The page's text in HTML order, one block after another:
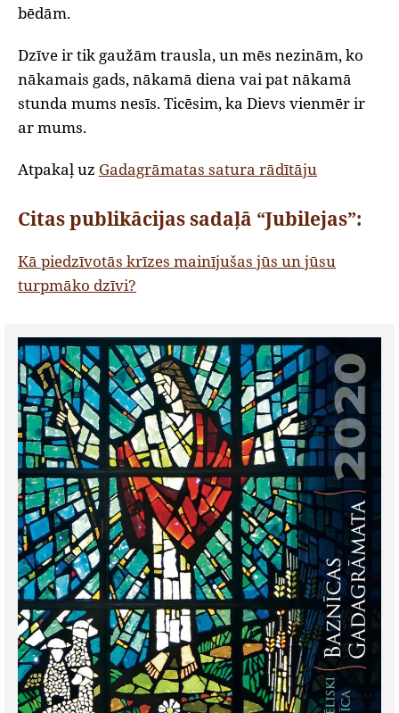
bēdām.
Dzīve ir tik gaužām trausla, un mēs nezinām, ko
nākamais gads, nākamā diena vai pat nākamā
stunda mums nesīs. Ticēsim, ka Dievs vienmēr ir
ar mums.
Atpakaļ uz Gadagrāmatas satura rādītāju
Citas publikācijas sadaļā “Jubilejas”:
Kā piedzīvotās krīzes mainījušas jūs un jūsu
turpmāko dzīvi?